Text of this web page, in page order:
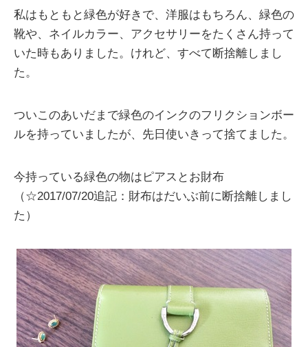
私はもともと緑色が好きで、洋服はもちろん、緑色の
靴や、ネイルカラー、アクセサリーをたくさん持って
いた時もありました。けれど、すべて断捨離しまし
た。
ついこのあいだまで緑色のインクのフリクションボー
ルを持っていましたが、先日使いきって捨てました。
今持っている緑色の物はピアスとお財布
（☆2017/07/20追記：財布はだいぶ前に断捨離しまし
た）